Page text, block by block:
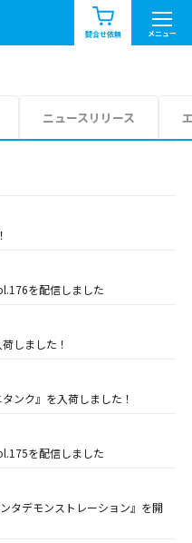
問合せ依頼 メニュー
お知らせ一覧
見る ニュースリリース
を配信しました
しました！
ンク』を入荷しました！
を配信しました
タデモンストレーション』を開